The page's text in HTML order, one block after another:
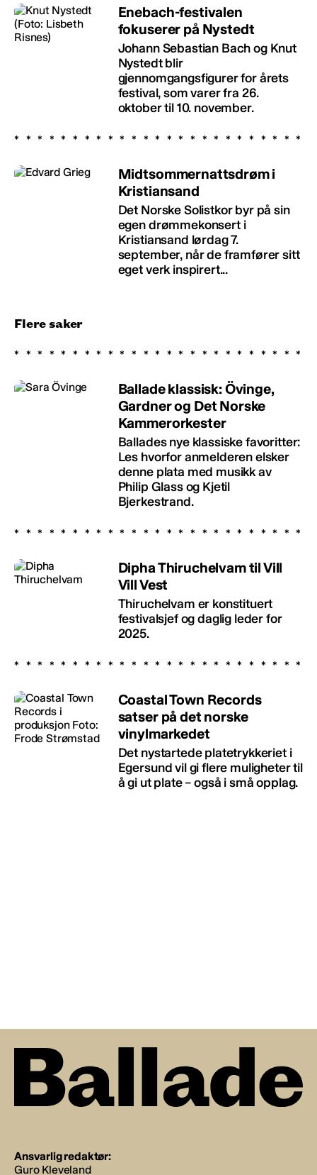
Enebach-festivalen
fokuserer på Nystedt
Johann Sebastian Bach og Knut
Nystedt blir
gjennomgangsfigurer for årets
festival, som varer fra 26.
oktober til 10. november.
Midtsommernattsdrøm i
Kristiansand
Det Norske Solistkor byr på sin
egen drømmekonsert i
Kristiansand lørdag 7.
september, når de framfører sitt
eget verk inspirert...
Flere saker
Ballade klassisk: Övinge,
Gardner og Det Norske
Kammerorkester
Ballades nye klassiske favoritter:
Les hvorfor anmelderen elsker
denne plata med musikk av
Philip Glass og Kjetil
Bjerkestrand.
Dipha Thiruchelvam til Vill
Vill Vest
Thiruchelvam er konstituert
festivalsjef og daglig leder for
2025.
Coastal Town Records
satser på det norske
vinylmarkedet
Det nystartede platetrykkeriet i
Egersund vil gi flere muligheter til
å gi ut plate – også i små opplag.
Ansvarlig redaktør:
Guro Kleveland